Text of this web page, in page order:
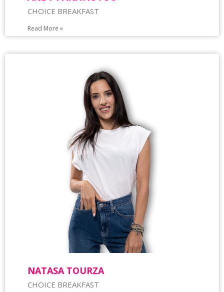
CHOICE BREAKFAST
Read More »
NATASA TOURZA
CHOICE BREAKFAST